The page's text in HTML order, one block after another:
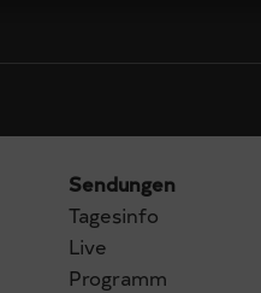
Sendungen
Tagesinfo
Live
Programm